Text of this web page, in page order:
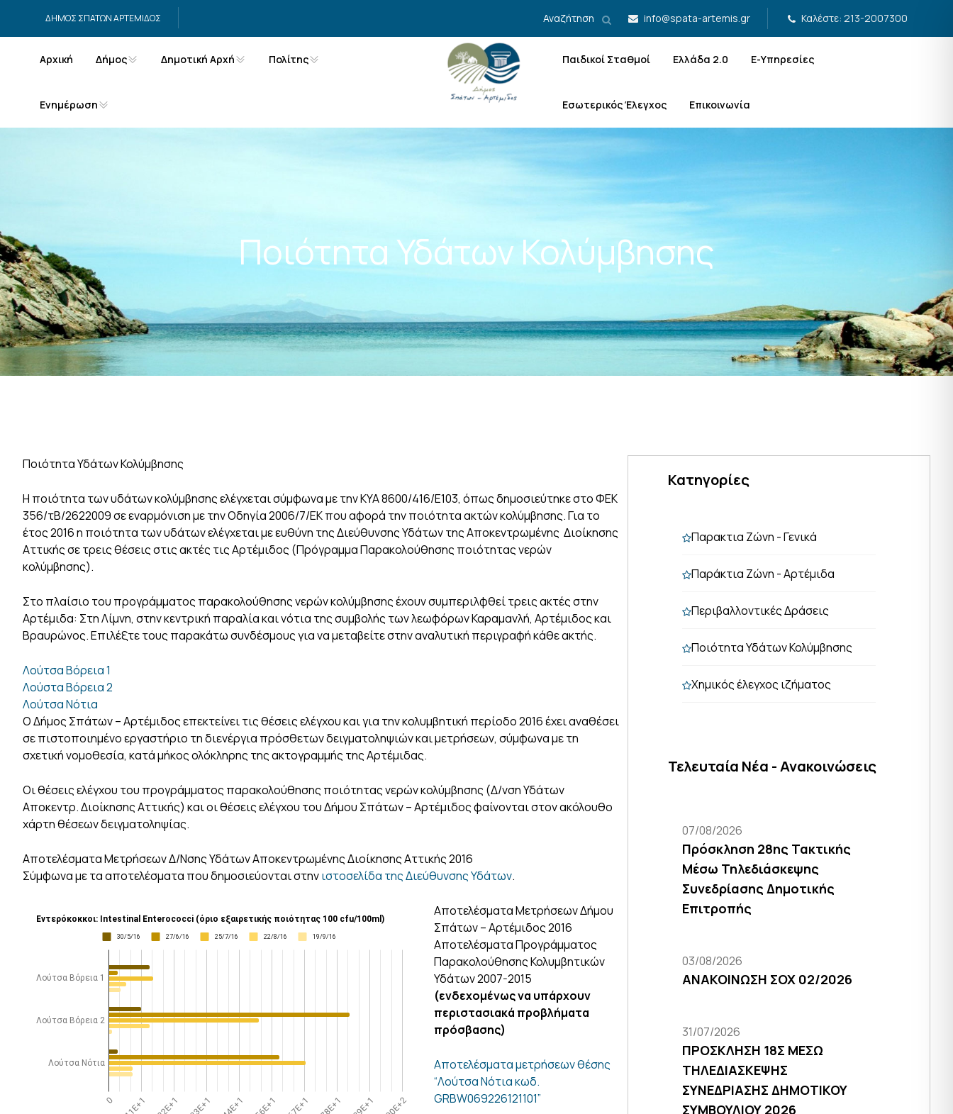
ΔΗΜΟΣ ΣΠΑΤΩΝ ΑΡΤΕΜΙΔΟΣ Αναζήτηση info@spata-artemis.gr Καλέστε: 213-2007300
Αρχική Δήμος Δημοτική Αρχή Πολίτης
Ενημέρωση
Παιδικοί Σταθμοί Ελλάδα 2.0 Ε-Υπηρεσίες
Εσωτερικός Έλεγχος Επικοινωνία
Ποιότητα Υδάτων Κολύμβησης
Ποιότητα Υδάτων Κολύμβησης
Η ποιότητα των υδάτων κολύμβησης ελέγχεται σύμφωνα με την ΚΥΑ 8600/416/E103, όπως δημοσιεύτηκε στο ΦΕΚ
356/τΒ/2622009 σε εναρμόνιση με την Οδηγία 2006/7/ΕΚ που αφορά την ποιότητα ακτών κολύμβησης. Για το
έτος 2016 η ποιότητα των υδάτων ελέγχεται με ευθύνη της Διεύθυνσης Υδάτων της Αποκεντρωμένης Διοίκησης
Αττικής σε τρεις θέσεις στις ακτές τις Αρτέμιδος (Πρόγραμμα Παρακολούθησης ποιότητας νερών
κολύμβησης).
Στο πλαίσιο του προγράμματος παρακολούθησης νερών κολύμβησης έχουν συμπεριλφθεί τρεις ακτές στην
Αρτέμιδα: Στη Λίμνη, στην κεντρική παραλία και νότια της συμβολής των λεωφόρων Καραμανλή, Αρτέμιδος και
Βραυρώνος. Επιλέξτε τους παρακάτω συνδέσμους για να μεταβείτε στην αναλυτική περιγραφή κάθε ακτής.
Λούτσα Βόρεια 1
Λούστα Βόρεια 2
Λούτσα Νότια
Ο Δήμος Σπάτων – Αρτέμιδος επεκτείνει τις θέσεις ελέγχου και για την κολυμβητική περίοδο 2016 έχει αναθέσει
σε πιστοποιημένο εργαστήριο τη διενέργια πρόσθετων δειγματοληψιών και μετρήσεων, σύμφωνα με τη
σχετική νομοθεσία, κατά μήκος ολόκληρης της ακτογραμμής της Αρτέμιδας.
Οι θέσεις ελέγχου του προγράμματος παρακολούθησης ποιότητας νερών κολύμβησης (Δ/νση Υδάτων
Αποκεντρ. Διοίκησης Αττικής) και οι θέσεις ελέγχου του Δήμου Σπάτων – Αρτέμιδος φαίνονται στον ακόλουθο
χάρτη θέσεων δειγματοληψίας.
Αποτελέσματα Μετρήσεων Δ/Νσης Υδάτων Αποκεντρωμένης Διοίκησης Αττικής 2016
Σύμφωνα με τα αποτελέσματα που δημοσιεύονται στηνιστοσελίδα της Διεύθυνσης Υδάτων.
Αποτελέσματα Μετρήσεων Δήμου
Σπάτων – Αρτέμιδος 2016
Αποτελέσματα Προγράμματος
Παρακολούθησης Κολυμβητικών
Υδάτων 2007-2015
(ενδεχομένως να υπάρχουν
περιστασιακά προβλήματα
πρόσβασης)
Αποτελέσματα μετρήσεων θέσης
“Λούτσα Νότια κωδ.
GRBW069226121101”
Κατηγορίες
Παρακτια Ζώνη - Γενικά
Παράκτια Ζώνη - Αρτέμιδα
Περιβαλλοντικές Δράσεις
Ποιότητα Υδάτων Κολύμβησης
Χημικός έλεγχος ιζήματος
Τελευταία Νέα - Ανακοινώσεις
07/08/2026
Πρόσκληση 28ης Τακτικής
Μέσω Τηλεδιάσκεψης
Συνεδρίασης Δημοτικής
Επιτροπής
03/08/2026
ΑΝΑΚΟΙΝΩΣΗ ΣΟΧ 02/2026
31/07/2026
ΠΡΟΣΚΛΗΣΗ 18Σ ΜΕΣΩ
ΤΗΛΕΔΙΑΣΚΕΨΗΣ
ΣΥΝΕΔΡΙΑΣΗΣ ΔΗΜΟΤΙΚΟΥ
ΣΥΜΒΟΥΛΙΟΥ 2026